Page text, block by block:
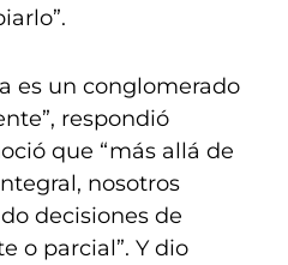
es un conglomerado
respondió
que “más allá de
nosotros
decisiones de
o parcial”. Y dio